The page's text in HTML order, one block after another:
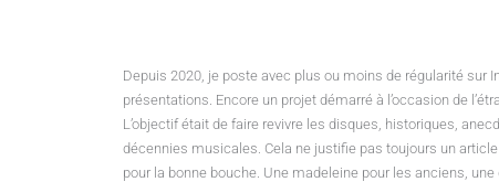
Depuis 2020, je poste avec plus ou moins de régularité
présentations. Encore un projet démarré à l’occasion de
L’objectif était de faire revivre les disques, historiques,
décennies musicales. Cela ne justifie pas toujours un
pour la bonne bouche. Une madeleine pour les anciens,